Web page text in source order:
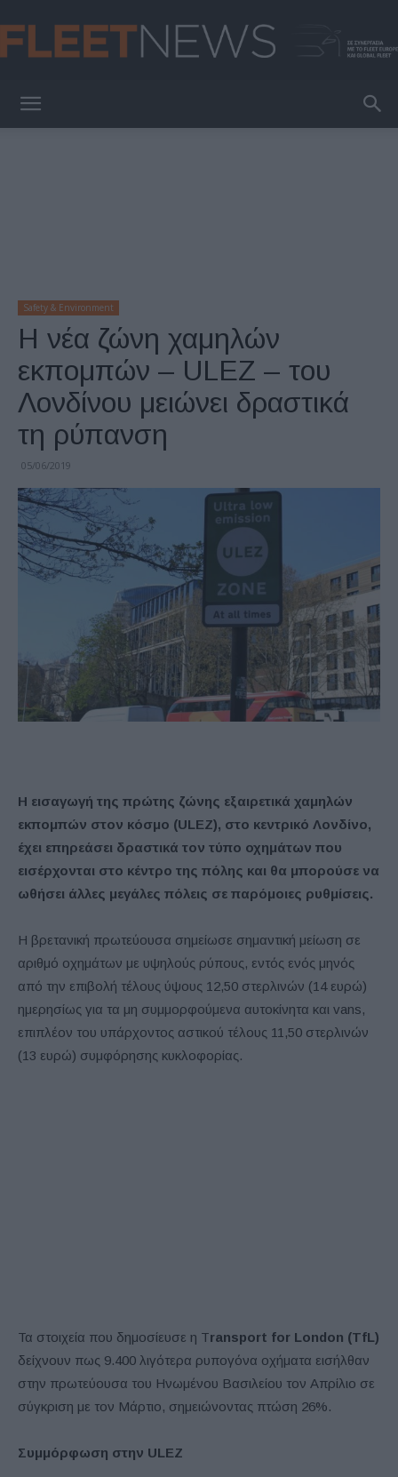
Safety & Environment
Η νέα ζώνη χαμηλών
εκπομπών – ULEZ – του
Λονδίνου μειώνει δραστικά
τη ρύπανση
05/06/2019
Η εισαγωγή της πρώτης ζώνης εξαιρετικά χαμηλών
εκπομπών στον κόσμο (ULEZ), στο κεντρικό Λονδίνο,
έχει επηρεάσει δραστικά τον τύπο οχημάτων που
εισέρχονται στο κέντρο της πόλης και θα μπορούσε να
ωθήσει άλλες μεγάλες πόλεις σε παρόμοιες ρυθμίσεις.
Η βρετανική πρωτεύουσα σημείωσε σημαντική μείωση σε
αριθμό οχημάτων με υψηλούς ρύπους, εντός ενός μηνός
από την επιβολή τέλους ύψους 12,50 στερλινών (14 ευρώ)
ημερησίως για τα μη συμμορφούμενα αυτοκίνητα και vans,
επιπλέον του υπάρχοντος αστικού τέλους 11,50 στερλινών
(13 ευρώ) συμφόρησης κυκλοφορίας.
Τα στοιχεία που δημοσίευσε η Transport for London (TfL)
δείχνουν πως 9.400 λιγότερα ρυπογόνα οχήματα εισήλθαν
στην πρωτεύουσα του Ηνωμένου Βασιλείου τον Απρίλιο σε
σύγκριση με τον Μάρτιο, σημειώνοντας πτώση 26%.
Συμμόρφωση στην ULEZ